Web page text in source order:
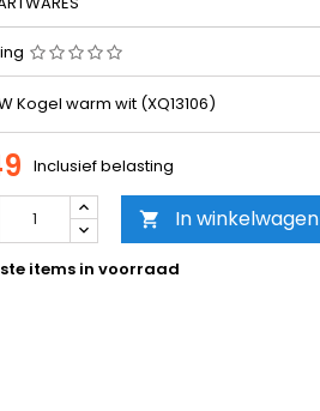
Kogel warm wit (XQ13106)
Inclusief belasting
 In winkelwagen
items in voorraad